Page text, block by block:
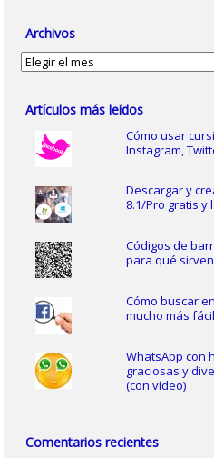
Archivos
Archivos
Artículos más leídos
Cómo usar
Instagram,
Descargar y
8.1/Pro gratis y
Códigos de
para qué sirven
Cómo buscar
mucho más
WhatsApp con
graciosas y
(con vídeo)
Comentarios recientes